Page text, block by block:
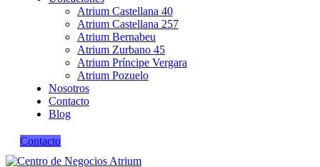
Atrium Castellana 40
Atrium Castellana 257
Atrium Bernabeu
Atrium Zurbano 45
Atrium Príncipe Vergara
Atrium Pozuelo
Nosotros
Contacto
Blog
Contacto